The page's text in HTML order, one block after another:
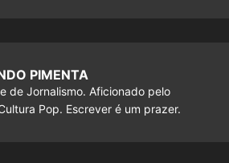
PIMENTA
de Jornalismo. Aficionado pelo
Pop. Escrever é um prazer.